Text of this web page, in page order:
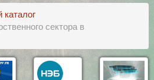
сектора в